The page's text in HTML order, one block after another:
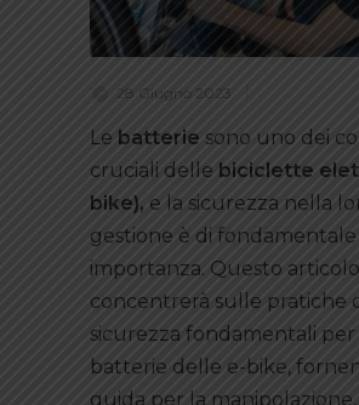
28 Giugno 2023
Le batterie sono uno dei
cruciali delle biciclette
bike), e la sicurezza nella
gestione è di fondamentale
importanza. Questo articolo
concentrerà sulle pratiche
sicurezza fondamentali per
batterie delle e-bike,
guida per la manipolazione,